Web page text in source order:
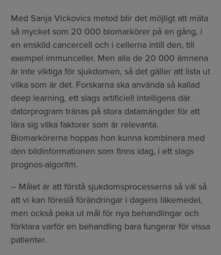
Med Sanja Vickovics metod blir det möjligt att mäta
så mycket som 20 000 biomarkörer på en gång, i
en enskild cancercell och i cellerna intill den, till
exempel immunceller. Men alla de 20 000 ämnena
är inte viktiga för sjukdomen, så det gäller att lista ut
vilka som är det. Forskarna ska använda så kallad
deep learning, ett slags artificiell intelligens där
datorprogram tränas på stora datamängder för att
lära sig vilka faktorer som är relevanta.
Biomarkörerna hoppas hon kunna kombinera med
den bildinformationen som finns idag, i ett slags
prognos-algoritm.
– Målet är att förstå sjukdomsprocesserna så väl så
att vi kan föreslå förändringar i dagens läkemedel,
men också peka ut mål för nya behandlingar och
förklara varför en behandling bara fungerar för vissa
patienter.